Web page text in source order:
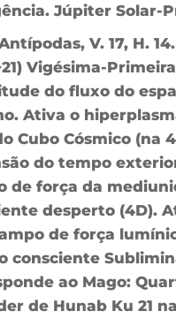
Júpiter Solar-
V. 17, H.
Vigésima-Primeira
do fluxo do
Ativa o
Cubo Cósmico (na
do tempo
de força da
desperto (4D).
de força
consciente
ao Mago:
de Hunab Ku 21